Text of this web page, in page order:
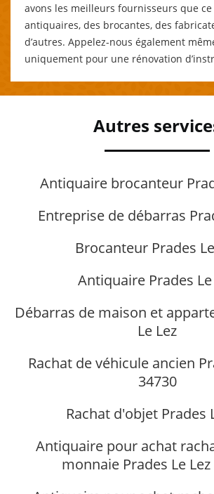
avons les meilleurs fournisseurs que ce
antiquaires, des brocantes, des
d’autres. Appelez-nous également
uniquement pour une rénovation
Autres
Antiquaire brocanteur
Entreprise de débarras
Brocanteur Prades
Antiquaire Prades Le
Débarras de maison et
Le Lez
Rachat de véhicule ancien
34730
Rachat d'objet Prades
Antiquaire pour achat
monnaie Prades Le